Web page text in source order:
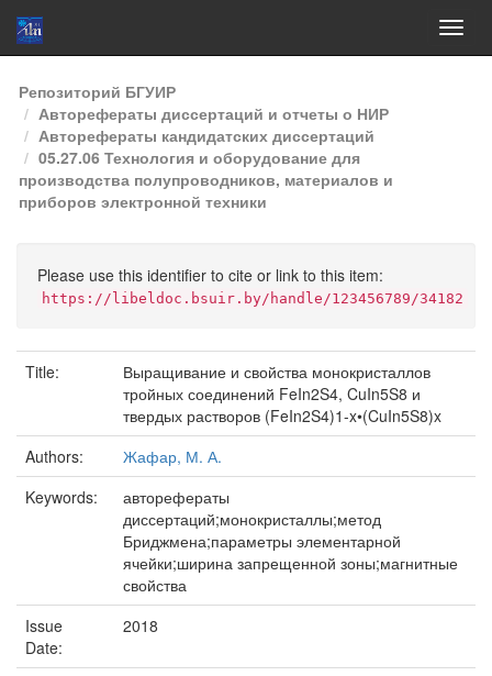
Skip
navigation
Репозиторий БГУИР
Авторефераты диссертаций и отчеты о НИР
Авторефераты кандидатских диссертаций
05.27.06 Технология и оборудование для
производства полупроводников, материалов и
приборов электронной техники
Please use this identifier to cite or link to this item:
https://libeldoc.bsuir.by/handle/123456789/34182
Title:
Выращивание и свойства монокристаллов
тройных соединений FeIn2S4, CuIn5S8 и
твердых растворов (FeIn2S4)1-x•(CuIn5S8)x
Authors:
Жафар, М. А.
Keywords:
авторефераты
диссертаций;монокристаллы;метод
Бриджмена;параметры элементарной
ячейки;ширина запрещенной зоны;магнитные
свойства
Issue
Date:
2018